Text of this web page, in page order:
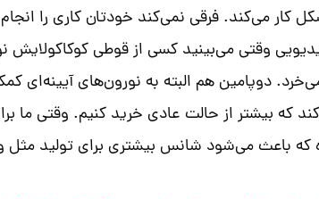
می‌کند. فرقی نمی‌کند خودتان کاری را
وقتی می‌بینید کسی از قوطی کوکاکولایش
دوپامین هم البته به نورون‌های آیینه‌ای
که بیشتر از حالت عادی خرید کنیم. وقتی ما
که باعث می‌شود شانس بیشتری برای تولید